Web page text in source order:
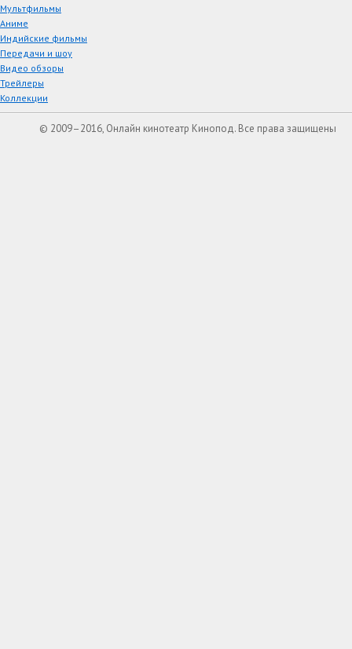
Мультфильмы
Аниме
Индийские фильмы
Передачи и шоу
Видео обзоры
Трейлеры
Коллекции
© 2009–2016, Онлайн кинотеатр Кинопод. Все права защищены